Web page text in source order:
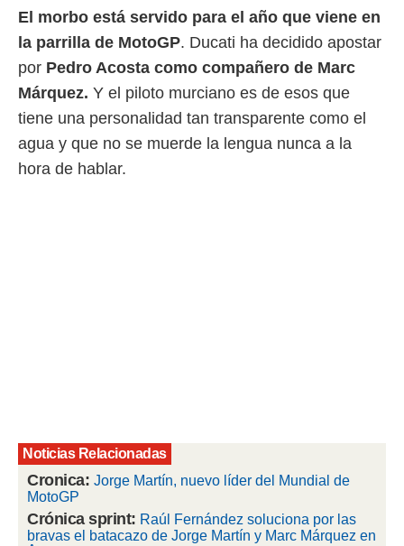
en
más
nuestra
y
de
te
de que
sean
El morbo está servido para el año que viene en
la parrilla de MotoGP. Ducati ha decidido apostar
por Pedro Acosta como compañero de Marc
Márquez. Y el piloto murciano es de esos que
tiene una personalidad tan transparente como el
agua y que no se muerde la lengua nunca a la
hora de hablar.
Noticias Relacionadas
Cronica: Jorge Martín, nuevo líder del Mundial de
MotoGP
Crónica sprint: Raúl Fernández soluciona por las
bravas el batacazo de Jorge Martín y Marc Márquez en